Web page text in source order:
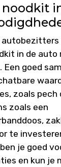
noodkit
autobezitters
in de auto
Een goed
zoals pech
zoals een
te
je goed
en kun je